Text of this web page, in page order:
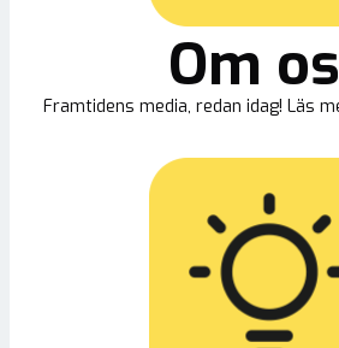
Om
Framtidens media, redan idag! Läs